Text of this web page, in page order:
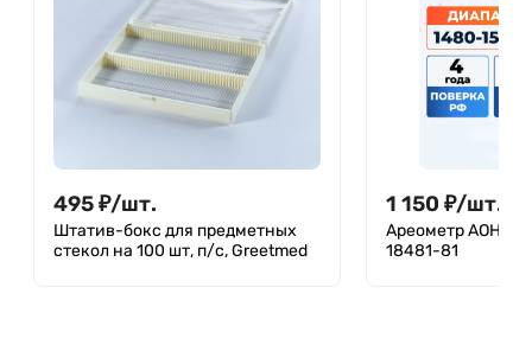
495₽/шт.
Штатив-бокс для предметных
стекол на 100 шт, п/с, Greetmed
1 150 ₽/шт.
Ареометр АОН-1
18481-81